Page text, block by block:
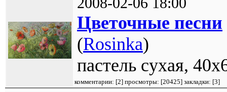
Цветочные песни
(Rosinka)
пастель сухая,
комментарии: [2] просмотры: [20425] закладки: [3]